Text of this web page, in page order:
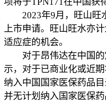
2023年9月，旺山旺
上市申请。旺山旺水亦
适应症的机会。
对于昂伟达在中国的
示，对于已商业化或近
纳入中国国家医保药品
并无计划纳入国家医保